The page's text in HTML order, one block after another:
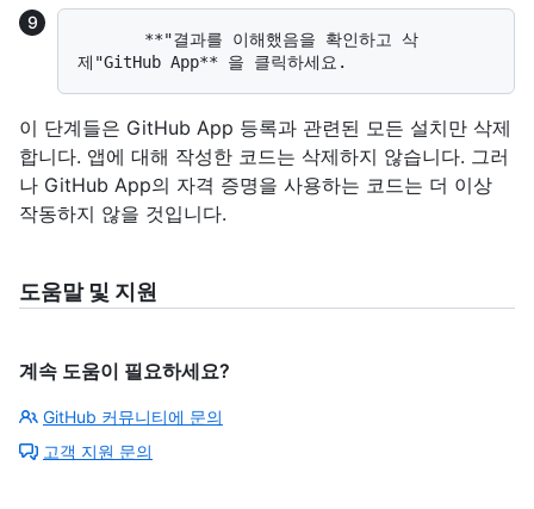
이 단계들은 GitHub App 등록과 관련된 모든 설치만 삭제
합니다. 앱에 대해 작성한 코드는 삭제하지 않습니다. 그러
나 GitHub App의 자격 증명을 사용하는 코드는 더 이상
작동하지 않을 것입니다.
도움말 및 지원
계속 도움이 필요하세요?
GitHub 커뮤니티에 문의
고객 지원 문의